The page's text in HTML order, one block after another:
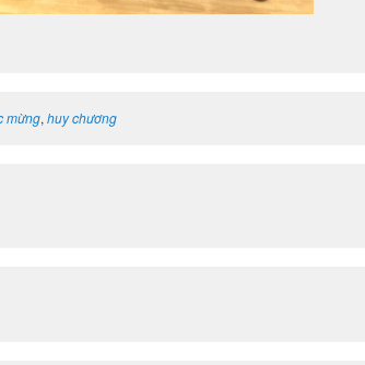
mừng huy chương